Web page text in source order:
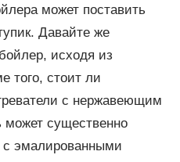
может поставить
Давайте же
исходя из
того, стоит ли
с нержавеющим
может существенно
эмалированными